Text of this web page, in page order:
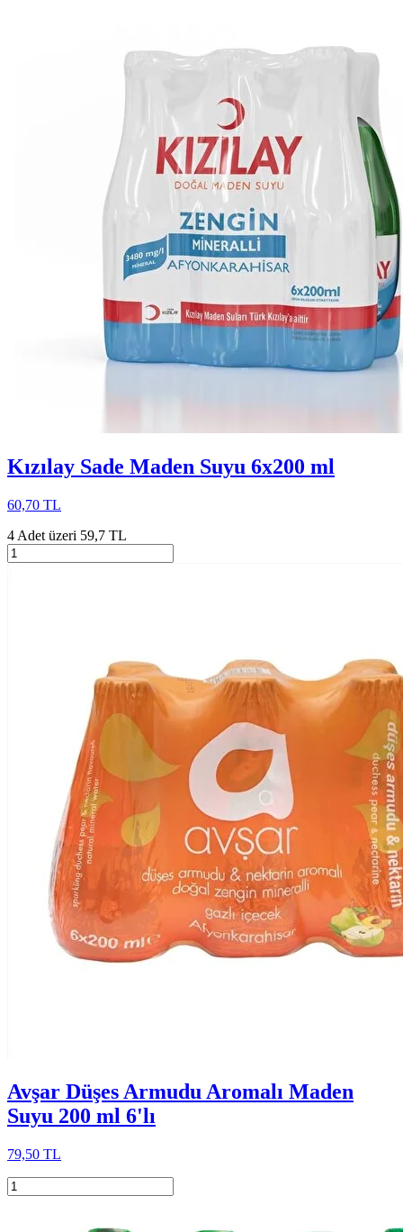
Kızılay Sade Maden Suyu 6x200 ml
60,70 TL
4 Adet üzeri 59,7 TL
Avşar Düşes Armudu Aromalı Maden
Suyu 200 ml 6'lı
79,50 TL